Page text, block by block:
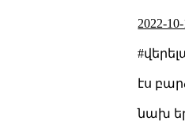
2022-
էս
նախ